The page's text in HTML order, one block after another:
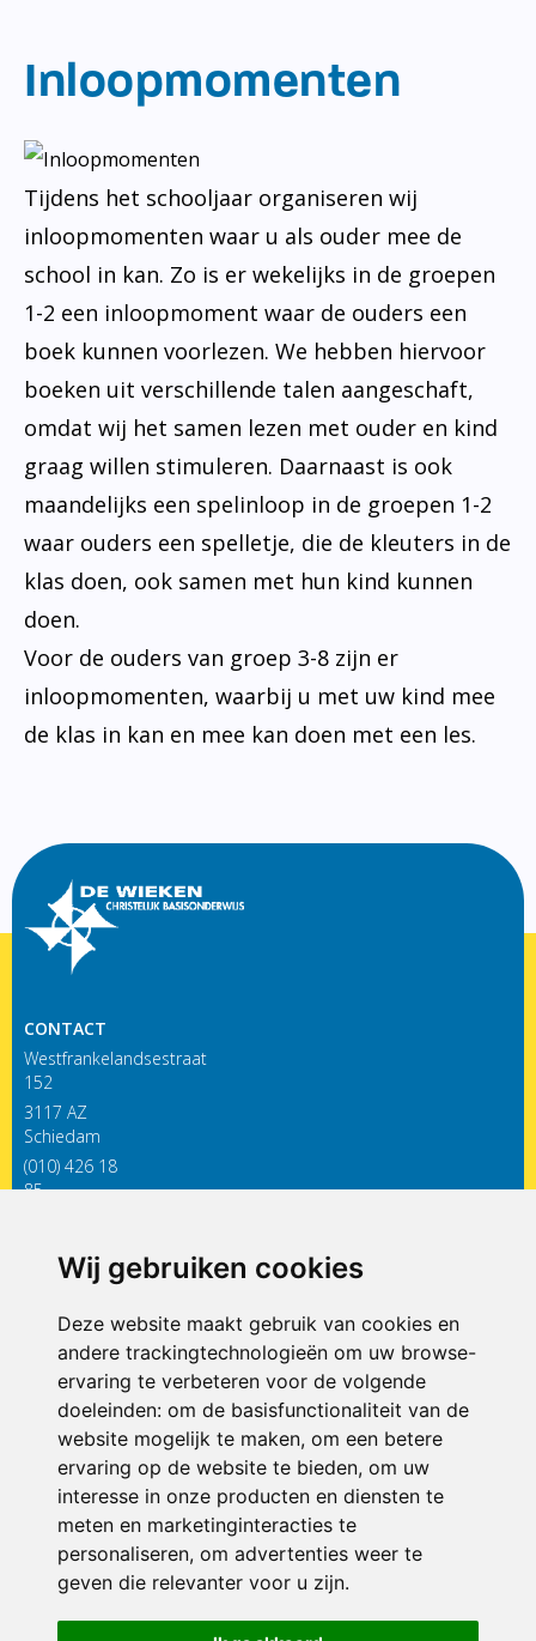
Wij gebruiken cookies
Deze website maakt gebruik van cookies en
andere trackingtechnologieën om uw browse-
ervaring te verbeteren voor de volgende
doeleinden: om de basisfunctionaliteit van de
website mogelijk te maken, om een betere
ervaring op de website te bieden, om uw
interesse in onze producten en diensten te
meten en marketinginteracties te
personaliseren, om advertenties weer te
geven die relevanter voor u zijn.
Inloopmomenten
Tijdens het schooljaar organiseren wij
inloopmomenten waar u als ouder mee de
school in kan. Zo is er wekelijks in de groepen
1-2 een inloopmoment waar de ouders een
boek kunnen voorlezen. We hebben hiervoor
boeken uit verschillende talen aangeschaft,
omdat wij het samen lezen met ouder en kind
graag willen stimuleren. Daarnaast is ook
maandelijks een spelinloop in de groepen 1-2
waar ouders een spelletje, die de kleuters in de
klas doen, ook samen met hun kind kunnen
doen.
Voor de ouders van groep 3-8 zijn er
inloopmomenten, waarbij u met uw kind mee
de klas in kan en mee kan doen met een les.
CONTACT
Westfrankelandsestraat
152
3117 AZ
Schiedam
(010) 426 18
85
ONDERDEEL VAN
© 2026 CBS De Wieken | Alle rechten voorbehouden
Privacy policy|Disclaimer| Klachtenregeling|RSIN en Anbi
voorkeuren
Crealisatie The MindOffice